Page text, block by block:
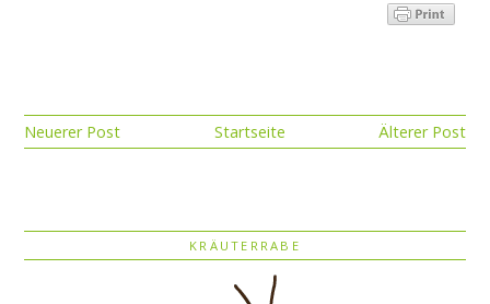
Neuerer Post Älterer Post
Startseite
KRÄUTERRABE